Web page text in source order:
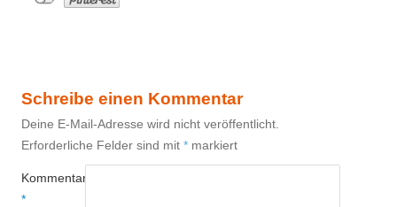
Schreibe einen Kommentar
Deine E-Mail-Adresse wird nicht veröffentlicht.
Erforderliche Felder sind mit * markiert
Kommentar
*